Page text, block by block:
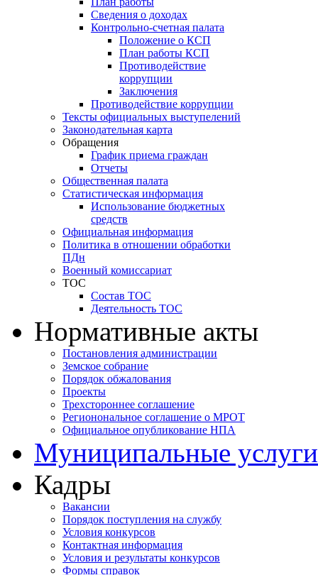
Сведения о доходах
Контрольно-счетная палата
Положение о КСП
План работы КСП
Противодействие
коррупции
Заключения
Противодействие коррупции
Тексты официальных выступелений
Законодательная карта
Обращения
График приема граждан
Отчеты
Общественная палата
Статистическая информация
Использование бюджетных
средств
Официальная информация
Политика в отношении обработки
ПДн
Военный комиссариат
ТОС
Состав ТОС
Деятельность ТОС
Нормативные акты
Постановления администрации
Земское собрание
Порядок обжалования
Проекты
Трехстороннее соглашение
Регионональное соглашение о МРОТ
Официальное опубликование НПА
Муниципальные услуги
Кадры
Вакансии
Порядок поступления на службу
Условия конкурсов
Контактная информация
Условия и результаты конкурсов
Формы справок